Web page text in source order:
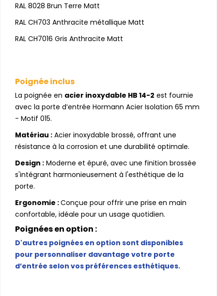
RAL 8028 Brun Terre Matt
RAL CH703 Anthracite métallique Matt
RAL CH7016 Gris Anthracite Matt
Poignée inclus
La poignée en acier inoxydable HB 14-2 est fournie
avec la porte d’entrée Hormann Acier Isolation 65 mm
- Motif 015.
Matériau : Acier inoxydable brossé, offrant une
résistance à la corrosion et une durabilité optimale.
Design : Moderne et épuré, avec une finition brossée
s'intégrant harmonieusement à l'esthétique de la
porte.
Ergonomie :Conçue pour offrir une prise en main
confortable, idéale pour un usage quotidien.
Poignées en option :
D'autres poignées en option sont disponibles
pour personnaliser davantage votre porte
d’entrée selon vos préférences esthétiques.